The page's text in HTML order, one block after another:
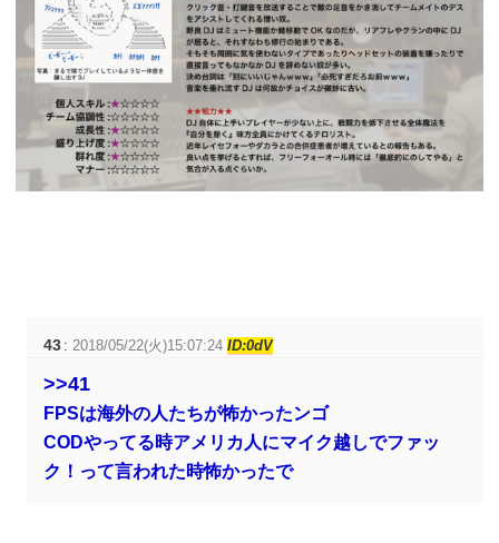
43 : 2018/05/22(火)15:07:24ID:0dV
>>41
FPSは海外の人たちが怖かったンゴ
CODやってる時アメリカ人にマイク越しでファッ
ク！って言われた時怖かったで